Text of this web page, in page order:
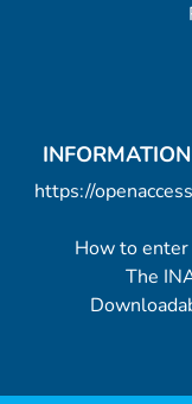
https://
How to enter
The